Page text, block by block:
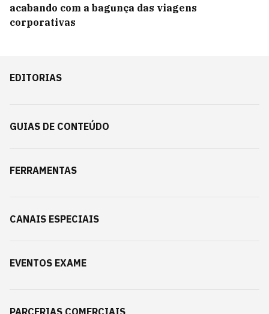
acabando com a bagunça das viagens
corporativas
EDITORIAS
GUIAS DE CONTEÚDO
FERRAMENTAS
CANAIS ESPECIAIS
EVENTOS EXAME
PARCERIAS COMERCIAIS